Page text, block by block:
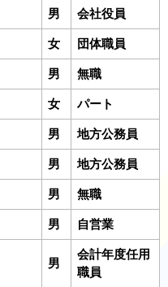
男 会社役員
女 団体職員
男 無職
女 パート
男 地方公務員
男 地方公務員
男 無職
男 自営業
男
会計年度任用
職員